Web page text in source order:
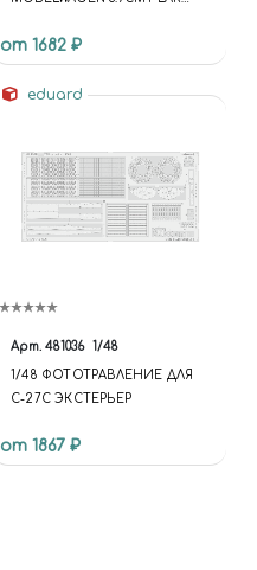
от 1682 ₽
eduard
Арт. 481036 1/48
1/48 ФОТОТРАВЛЕНИЕ ДЛЯ
С-27С ЭКСТЕРЬЕР
от 1867 ₽